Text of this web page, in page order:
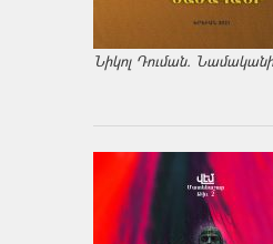
Նիկոլ Դուման. Նամականի